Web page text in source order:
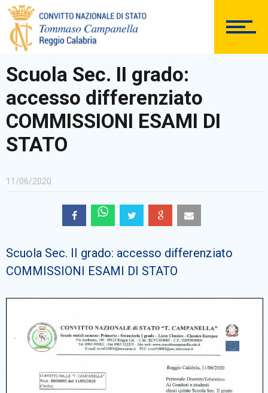
DOCUMENTAZIONE
PERSONALE
Scuola Sec. II grado:
accesso differenziato
COMMISSIONI ESAMI DI
STATO
11/06/2020
Scuola Sec. II grado: accesso differenziato
COMMISSIONI ESAMI DI STATO